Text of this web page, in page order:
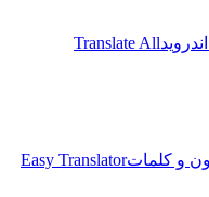
Translate All
و کلماتEasy Translator